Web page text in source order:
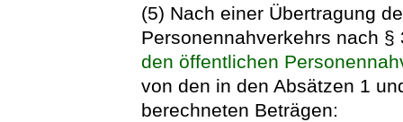
(5) Nach einer Übertragung
Personennahverkehrs nach
den öffentlichen
von den in den Absätzen 1
berechneten Beträgen: